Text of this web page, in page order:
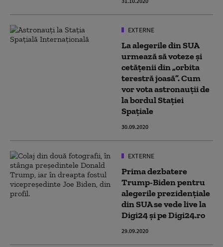
EXTERNE
La alegerile din SUA
urmează să voteze și
cetățenii din „orbita
terestră joasă”. Cum
vor vota astronauții de
la bordul Stației
Spațiale
30.09.2020
EXTERNE
Prima dezbatere
Trump-Biden pentru
alegerile prezidențiale
din SUA se vede live la
Digi24 și pe Digi24.ro
29.09.2020